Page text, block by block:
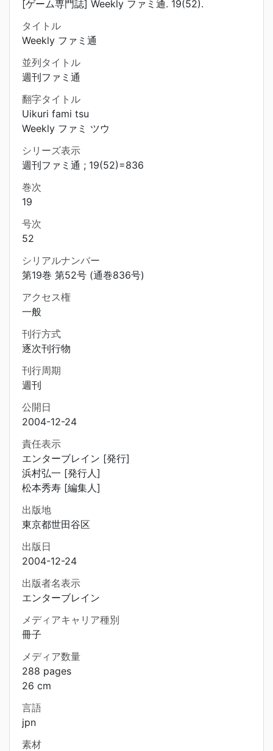
[ゲーム専門誌] Weekly ファミ通. 19(52).
タイトル
Weekly ファミ通
並列タイトル
週刊ファミ通
翻字タイトル
Uikuri fami tsu
Weekly ファミ ツウ
シリーズ表示
週刊ファミ通 ; 19(52)=836
巻次
19
号次
52
シリアルナンバー
第19巻 第52号 (通巻836号)
アクセス権
一般
刊行方式
逐次刊行物
刊行周期
週刊
公開日
2004-12-24
責任表示
エンターブレイン [発行]
浜村弘一 [発行人]
松本秀寿 [編集人]
出版地
東京都世田谷区
出版日
2004-12-24
出版者名表示
エンターブレイン
メディアキャリア種別
冊子
メディア数量
288 pages
26 cm
言語
jpn
素材